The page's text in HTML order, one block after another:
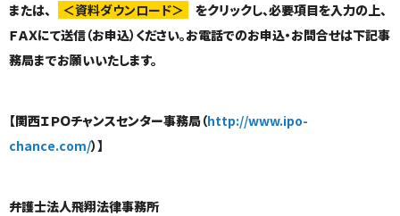
または、 ＜資料ダウンロード＞
をクリックし、必要項目を入力の上、
ＦＡＸにて送信（お申込）ください。お電話でのお申込・お問合せは下記事
務局までお願いいたします。
【関西ＩＰＯチャンスセンター事務局（http://www.ipo-
chance.com/）】
弁護士法人飛翔法律事務所